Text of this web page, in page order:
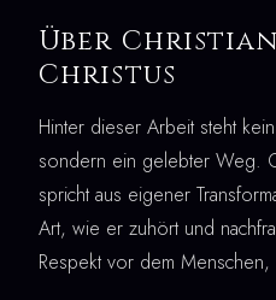
Über
Christus
Hinter dieser Arbeit steht
sondern ein gelebter Weg.
spricht aus eigener
Art, wie er zuhört und
Respekt vor dem